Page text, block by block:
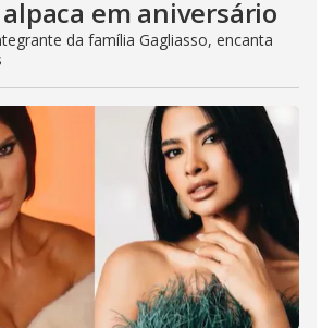
em aniversário
da família Gagliasso, encanta